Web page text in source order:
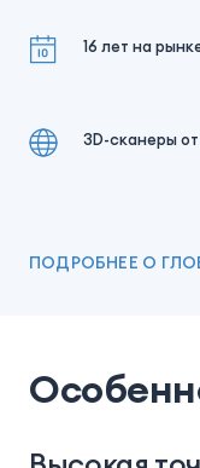
16 лет на
3D-сканеры
ПОДРОБНЕЕ О